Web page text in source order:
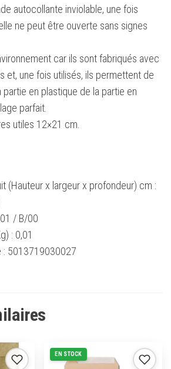
autocollante inviolable, une fois
ne peut être ouverte sans signes
car ils sont fabriqués avec
et, une fois utilisés, ils permettent de
en plastique de la partie en
parfait.
utiles 12×21 cm.
(Hauteur x largeur x profondeur) cm :
/ B/00
: 0,01
: 5013719030027
EN STOCK